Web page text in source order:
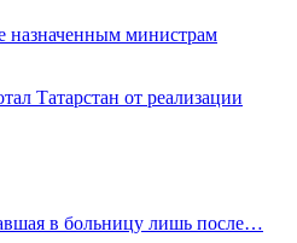
назначенным министрам
Татарстан от реализации
в больницу лишь после…